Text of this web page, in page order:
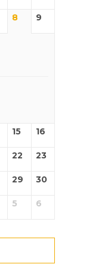
8 9
15 16
22 23
29 30
5 6